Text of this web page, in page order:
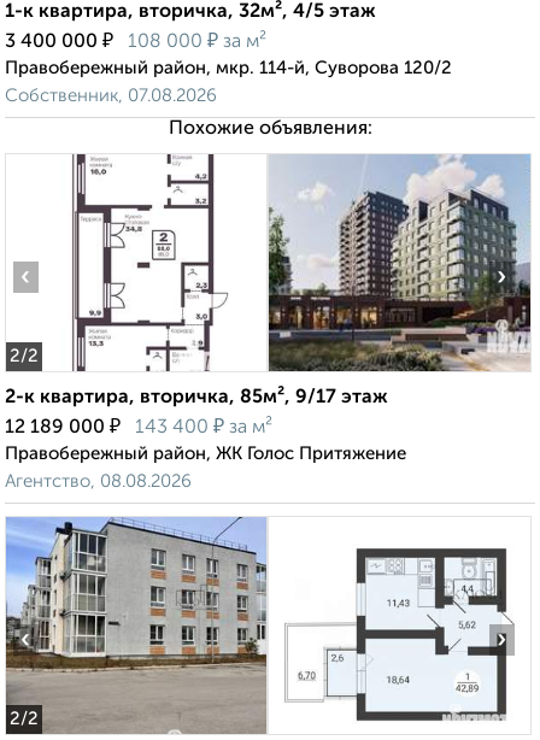
1-к квартира, вторичка, 32м², 4/5 этаж
3 400 000 ₽ 108 000 ₽ за м²
Правобережный район, мкр. 114-й, Суворова 120/2
Собственник, 07.08.2026
Похожие объявления:
2/2
‹ ›
2-к квартира, вторичка, 85м², 9/17 этаж
12 189 000 ₽ 143 400 ₽ за м²
Правобережный район, ЖК Голос Притяжение
Агентство, 08.08.2026
2/2
‹ ›